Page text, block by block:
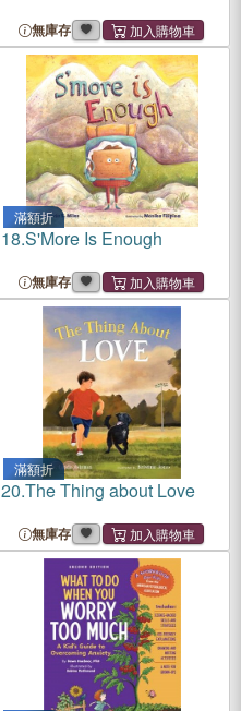
無庫存
滿額折
18.S'More Is Enough
無庫存
滿額折
20.The Thing about Love
無庫存